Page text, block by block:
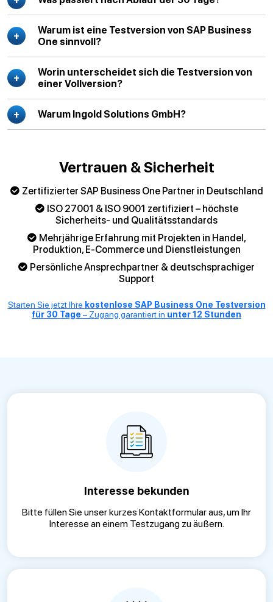
Warum ist eine Testversion von SAP Business
One sinnvoll?
Worin unterscheidet sich die Testversion von
einer Vollversion?
Warum Ingold Solutions GmbH?
Vertrauen & Sicherheit
Zertifizierter SAP Business One Partner in Deutschland
ISO 27001 & ISO 9001 zertifiziert – höchste
Sicherheits- und Qualitätsstandards
Mehrjährige Erfahrung mit Projekten in Handel,
Produktion, E-Commerce und Dienstleistungen
Persönliche Ansprechpartner & deutschsprachiger
Support
Starten Sie jetzt Ihre kostenlose SAP Business One Testversion
für 30 Tage – Zugang garantiert in unter 12 Stunden
Interesse bekunden
Bitte füllen Sie unser kurzes Kontaktformular aus, um Ihr
Interesse an einem Testzugang zu äußern.